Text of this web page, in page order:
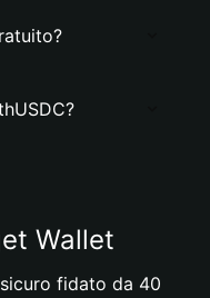
Wallet
fidato da 40